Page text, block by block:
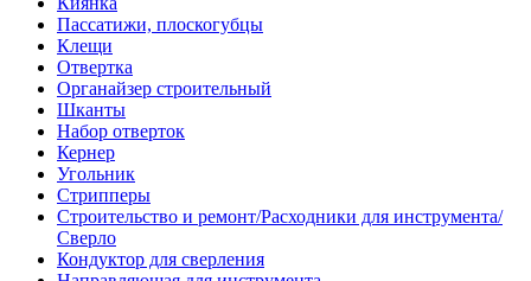
Пассатижи, плоскогубцы
Клещи
Отвертка
Органайзер строительный
Шканты
Набор отверток
Кернер
Угольник
Стрипперы
Строительство и ремонт/Расходники для инструмента/
Сверло
Кондуктор для сверления